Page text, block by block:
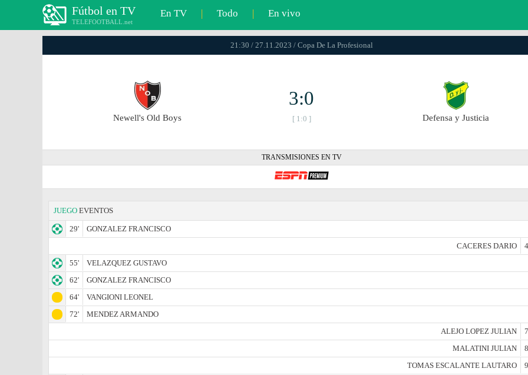
Fútbol en TV
TELEFOOTBALL.net
En TV | Todo | En vivo
21:30 / 27.11.2023 / Copa De La Profesional
Newell's Old Boys
3:0
[ 1:0 ] Defensa y Justicia
TRANSMISIONES EN TV
JUEGO EVENTOS
29'
GONZALEZ FRANCISCO
CACERES DARIO
55'
VELAZQUEZ GUSTAVO
62'
GONZALEZ FRANCISCO
64'
VANGIONI LEONEL
72'
MENDEZ ARMANDO
ALEJO LOPEZ JULIAN
MALATINI JULIAN
TOMAS ESCALANTE LAUTARO